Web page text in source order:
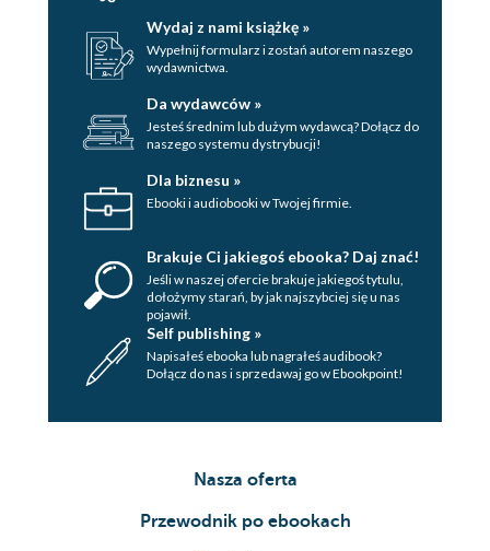
Wydaj z nami książkę »
Wypełnij formularz i zostań autorem naszego
wydawnictwa.
Da wydawców »
Jesteś średnim lub dużym wydawcą? Dołącz do
naszego systemu dystrybucji!
Dla biznesu »
Ebooki i audiobooki w Twojej firmie.
Brakuje Ci jakiegoś ebooka? Daj znać!
Jeśli w naszej ofercie brakuje jakiegoś tytulu,
dołożymy starań, by jak najszybciej się u nas
pojawił.
Self publishing »
Napisałeś ebooka lub nagrałeś audibook?
Dołącz do nas i sprzedawaj go w Ebookpoint!
Nasza oferta
Przewodnik po ebookach